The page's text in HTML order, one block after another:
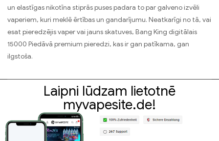
un elastīgas nikotīna stiprās puses padara to par galveno izvēli
vaperiem, kuri meklē ērtības un gandarījumu. Neatkarīgi no tā, vai
esat pieredzējis vaper vai jauns skatuves, Bang King digitālais
15000 Piedāvā premium pieredzi, kas ir gan patīkama, gan
ilgstoša.
Laipni lūdzam lietotnē
myvapesite.de!